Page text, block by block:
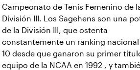
Campeonato de Tenis Femenino de
División III. Los Sagehens son una
de la División III, que ostenta
constantemente un ranking nacional
10 desde que ganaron su primer
equipo de la NCAA en 1992 , y